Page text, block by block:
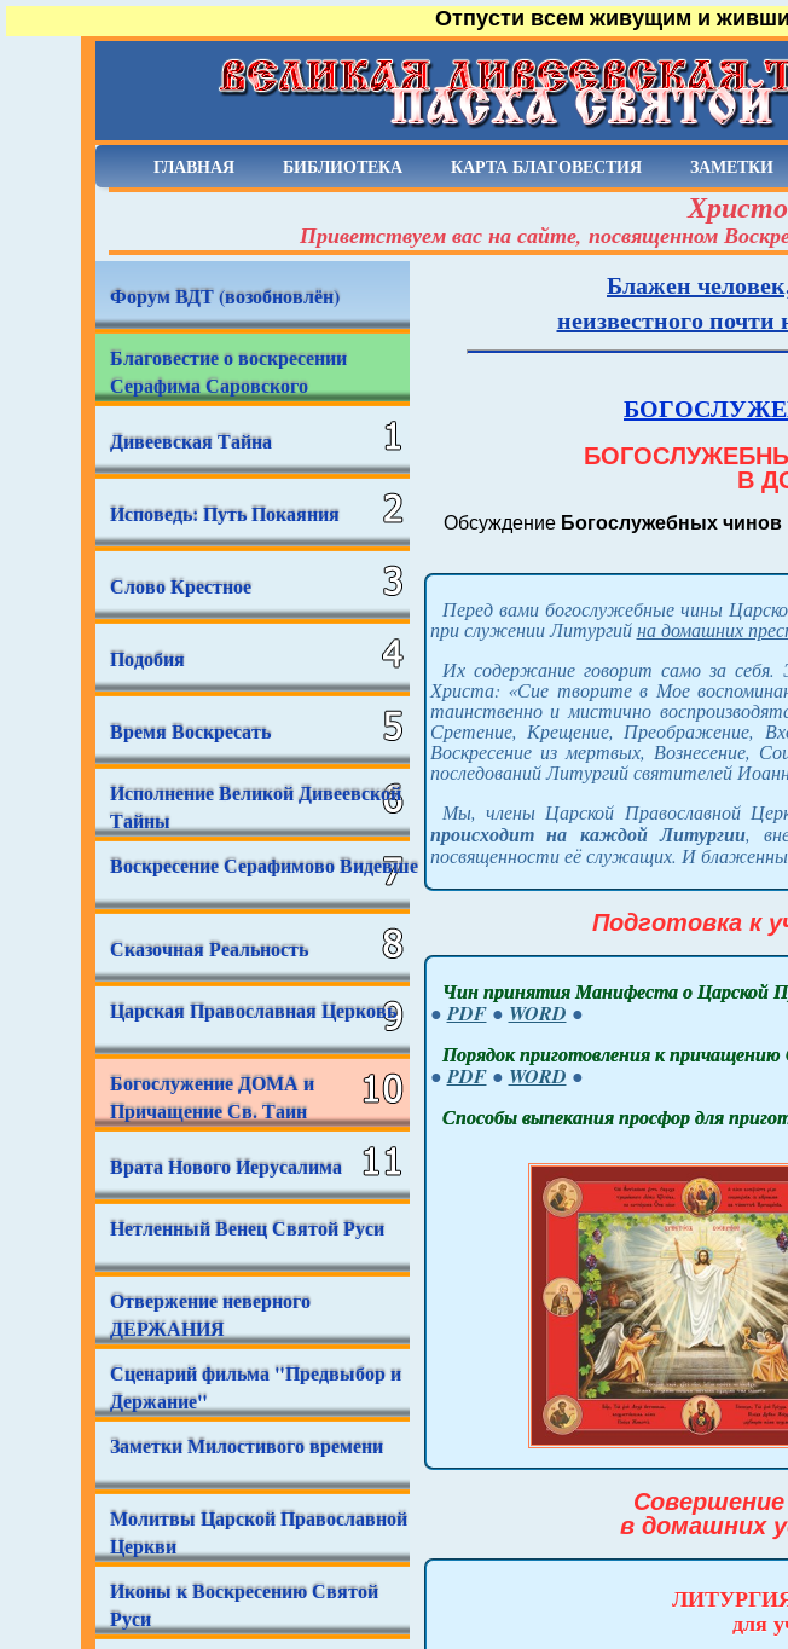
Отпусти всем живущим и
ГЛАВНАЯ БИБЛИОТЕКА КАРТА БЛАГОВЕСТИЯ ЗАМЕТКИ
Приветствуем вас на сайте, посвященном
Форум ВДТ (возобновлён)
Благовестие о воскресении
Серафима Саровского
Дивеевская Тайна
Исповедь: Путь Покаяния
Слово Крестное
Подобия
Время Воскресать
Исполнение Великой Дивеевской
Тайны
Воскресение Серафимово Видевше
Сказочная Реальность
Царская Православная Церковь
Богослужение ДОМА и
Причащение Св. Таин
Врата Нового Иерусалима
Нетленный Венец Святой Руси
Отвержение неверного
ДЕРЖАНИЯ
Сценарий фильма "Предвыбор и
Держание"
Заметки Милостивого времени
Молитвы Царской Православной
Церкви
Иконы к Воскресению Святой
Руси
Блажен
неизвестного
В
Обсуждение Богослужебных чинов
Перед вами богослужебные чины
при служении Литургийна домашних
Их содержание говорит само за себя.
Христа: «Сие творите в Мое
таинственно и мистично
Сретение, Крещение, Преображение,
Воскресение из мертвых, Вознесение,
последований Литургий святителей
Мы, члены Царской Православной
происходит на каждой Литургии,
посвященности её служащих. И
Подготовка к
Чин принятия Манифеста о Царской
● PDF● WORD ●
Порядок приготовления к
● PDF● WORD ●
Способы выпекания просфор для
в домашних
для